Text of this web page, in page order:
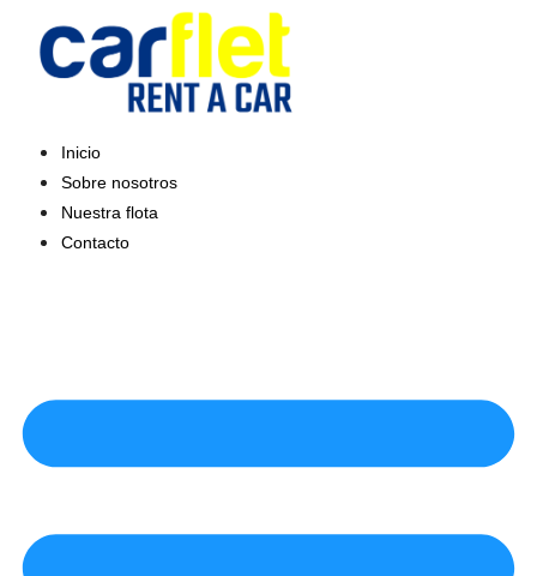
contenido
Inicio
Sobre nosotros
Nuestra flota
Contacto